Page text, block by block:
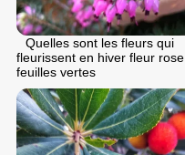
Quelles sont les fleurs qui
fleurissent en hiver fleur rose
feuilles vertes